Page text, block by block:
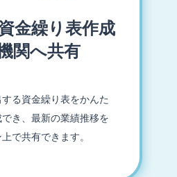
金繰り表作成
関へ共有
る資金繰り表をかんた
き、最新の業績推移を
で共有できます。